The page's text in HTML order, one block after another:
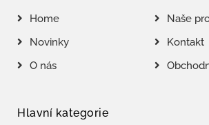
Home
Naše
Novinky
Kontakt
O nás
Hlavní kategorie